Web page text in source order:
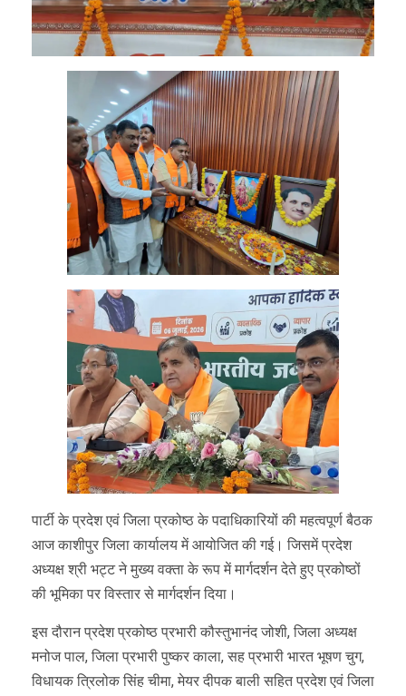
पार्टी के प्रदेश एवं जिला प्रकोष्ठ के पदाधिकारियों की महत्वपूर्ण बैठक
आज काशीपुर जिला कार्यालय में आयोजित की गई। जिसमें प्रदेश
अध्यक्ष श्री भट्ट ने मुख्य वक्ता के रूप में मार्गदर्शन देते हुए प्रकोष्ठों
की भूमिका पर विस्तार से मार्गदर्शन दिया।
इस दौरान प्रदेश प्रकोष्ठ प्रभारी कौस्तुभानंद जोशी, जिला अध्यक्ष
मनोज पाल, जिला प्रभारी पुष्कर काला, सह प्रभारी भारत भूषण चुग,
विधायक त्रिलोक सिंह चीमा, मेयर दीपक बाली सहित प्रदेश एवं जिला